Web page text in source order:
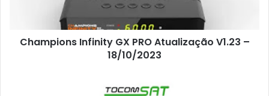
Champions Infinity GX PRO Atualização V1.23 –
18/10/2023